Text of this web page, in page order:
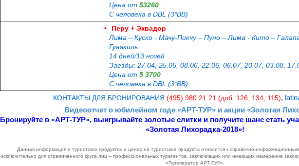
Цена от $3260
С человека в DBL (3*BB)
•
Перу + Эквадор
Лима – Куско - Мачу-Пикчу – Пуно – Лима - Кито –
Гуаякиль
14 дней/13 ночей
Заезды: 27.04, 25.05, 08.06, 22.06, 06.07, 20.07, 03.08,
Цена от $ 3700
С человека в DBL (3*BB)
КОНТАКТЫ ДЛЯ БРОНИРОВАНИЯ (495) 980 21 21 (доб. 126, 134, 115),
Видеоотчет о юбилейном годе «АРТ-ТУР» и акции «Золотая
Бронируйте в «АРТ-ТУР», выигрывайте золотые слитки и получите шанс стать
«Золотая Лихорадка-2018»!
Данная информация о туристских продуктах и ценах на туристские продукты относится к справочно-
исключительно для ограниченного круга лиц – профессиональных турагентов, заключивших или имеющих намерение
«Туроператор АРТ-ТУР».